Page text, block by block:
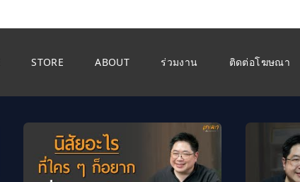
STORE ABOUT ร่วมงาน ติดต่อโฆษณา